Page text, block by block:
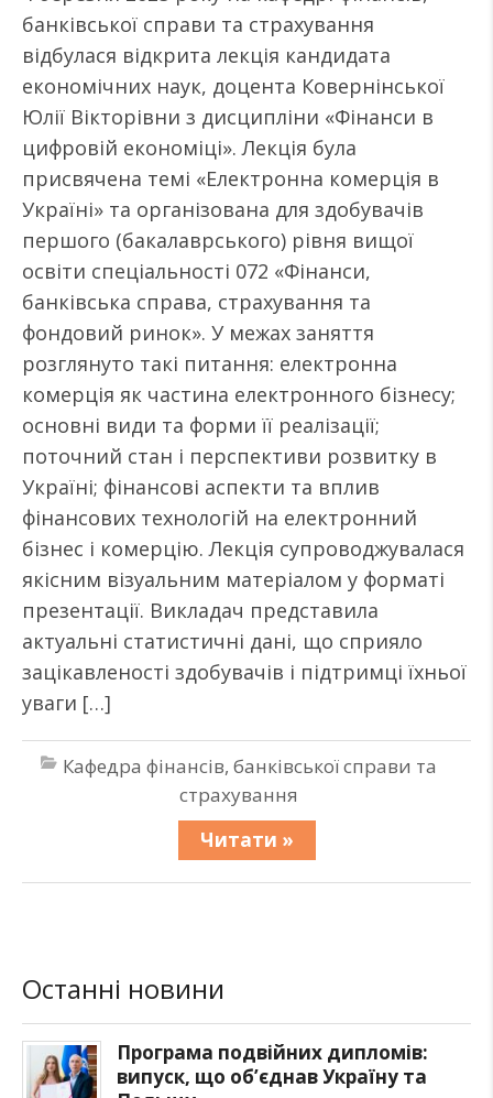
банківської справи та страхування
відбулася відкрита лекція кандидата
економічних наук, доцента Ковернінської
Юлії Вікторівни з дисципліни «Фінанси в
цифровій економіці». Лекція була
присвячена темі «Електронна комерція в
Україні» та організована для здобувачів
першого (бакалаврського) рівня вищої
освіти спеціальності 072 «Фінанси,
банківська справа, страхування та
фондовий ринок». У межах заняття
розглянуто такі питання: електронна
комерція як частина електронного бізнесу;
основні види та форми її реалізації;
поточний стан і перспективи розвитку в
Україні; фінансові аспекти та вплив
фінансових технологій на електронний
бізнес і комерцію. Лекція супроводжувалася
якісним візуальним матеріалом у форматі
презентації. Викладач представила
актуальні статистичні дані, що сприяло
зацікавленості здобувачів і підтримці їхньої
уваги […]
Кафедра фінансів, банківської справи та
страхування
Читати »
Останні новини
Програма подвійних дипломів:
випуск, що об’єднав Україну та